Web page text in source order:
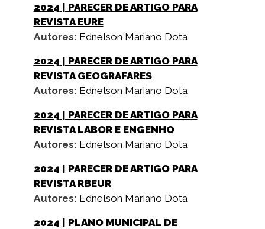
2024 | PARECER DE ARTIGO PARA
REVISTA EURE
Autores: Ednelson Mariano Dota
2024 | PARECER DE ARTIGO PARA
REVISTA GEOGRAFARES
Autores: Ednelson Mariano Dota
2024 | PARECER DE ARTIGO PARA
REVISTA LABOR E ENGENHO
Autores: Ednelson Mariano Dota
2024 | PARECER DE ARTIGO PARA
REVISTA RBEUR
Autores: Ednelson Mariano Dota
2024 | PLANO MUNICIPAL DE